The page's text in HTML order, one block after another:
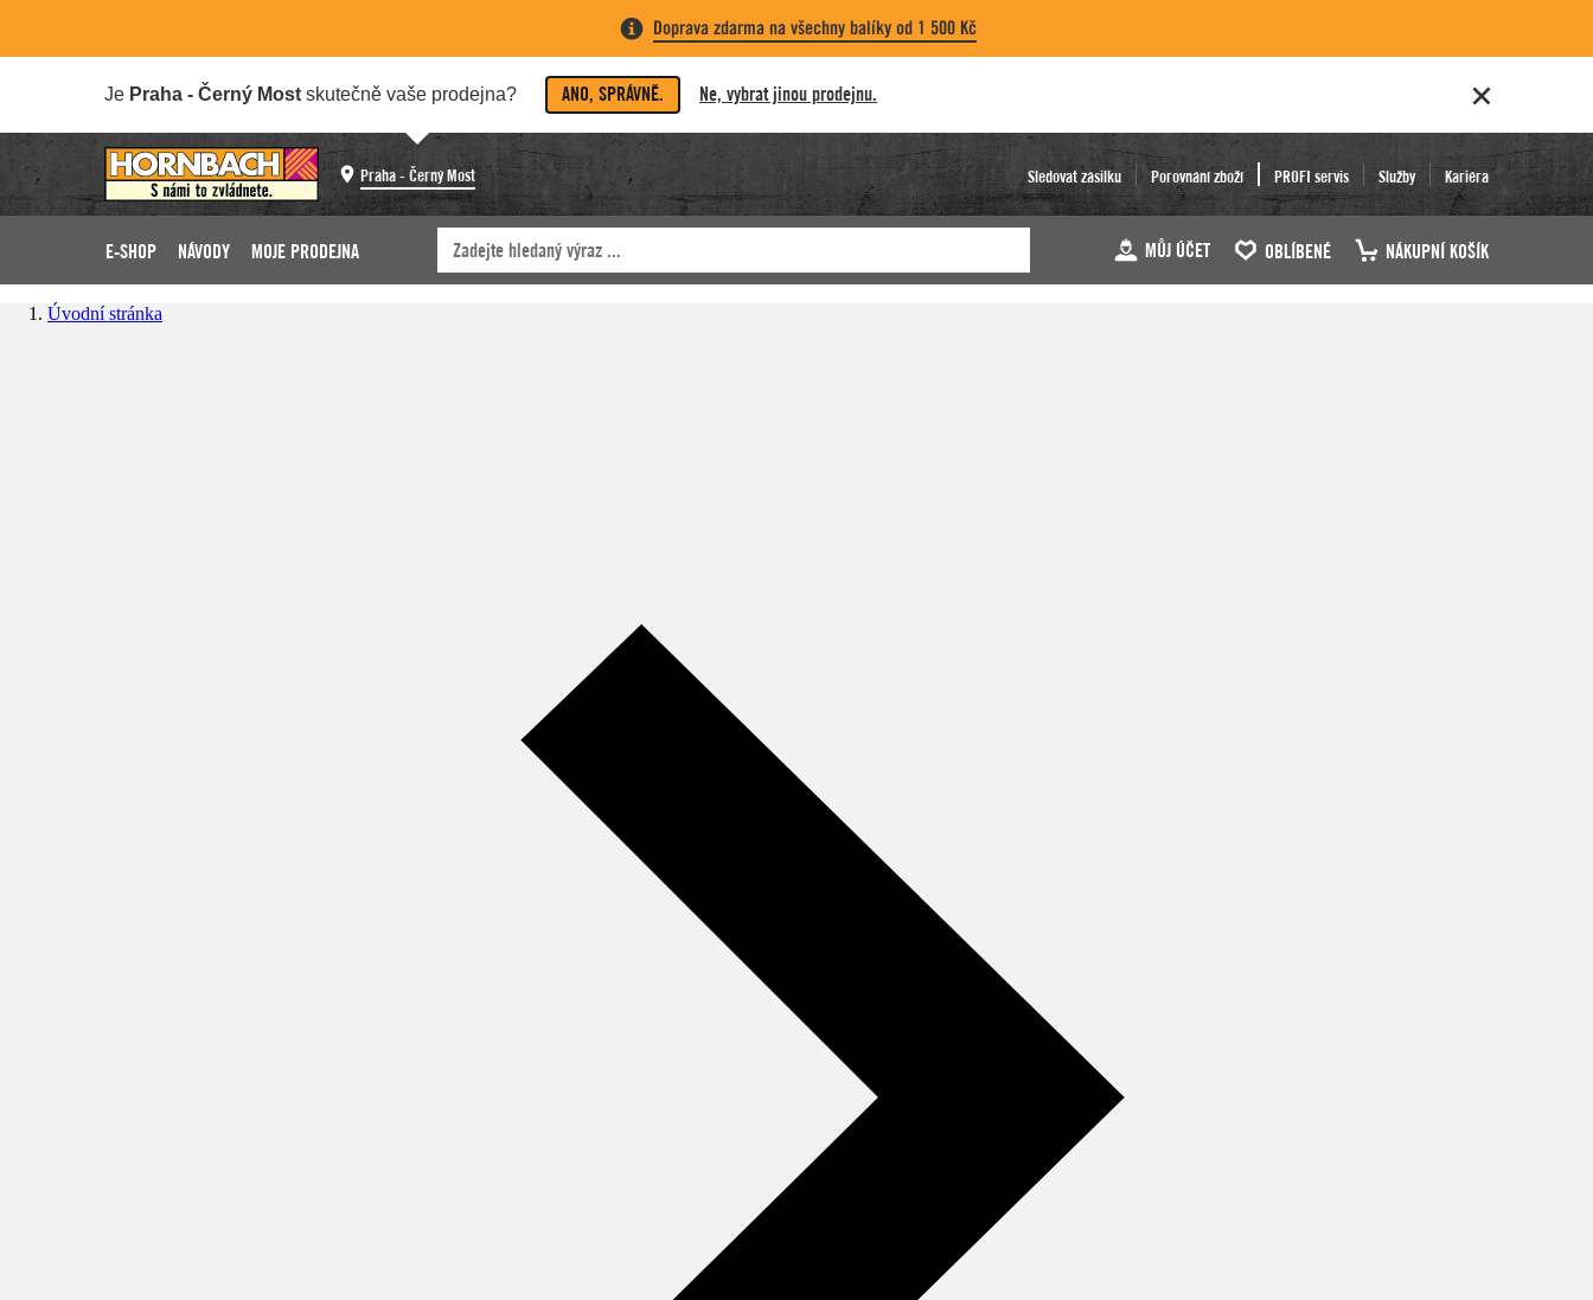
Doprava zdarma na všechny balíky od 1 500 Kč
Je Praha - Černý Most skutečně vaše prodejna? ANO, SPRÁVNĚ. Ne, vybrat jinou prodejnu.
Praha - Černý Most Sledovat zásilku Porovnání zboží PROFI servis Služby Kariéra
E-SHOP NÁVODY MOJE PRODEJNA MŮJ ÚČET OBLÍBENÉ NÁKUPNÍ KOŠÍK
Úvodní stránka